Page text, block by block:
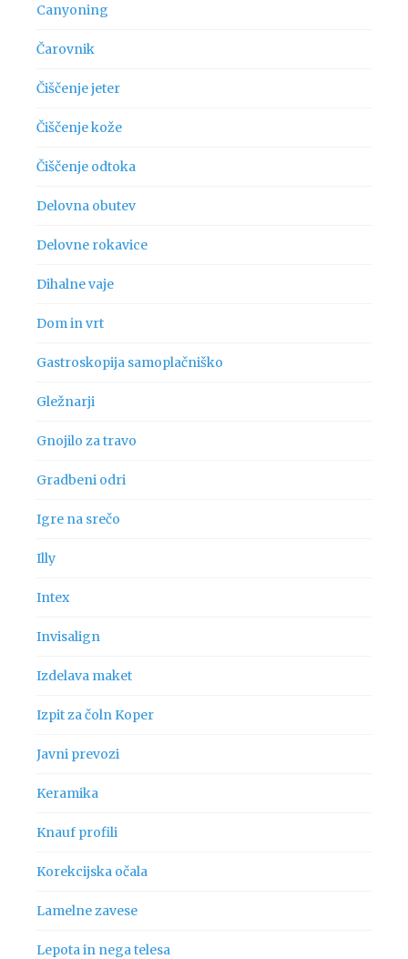
Canyoning
Čarovnik
Čiščenje jeter
Čiščenje kože
Čiščenje odtoka
Delovna obutev
Delovne rokavice
Dihalne vaje
Dom in vrt
Gastroskopija samoplačniško
Gležnarji
Gnojilo za travo
Gradbeni odri
Igre na srečo
Illy
Intex
Invisalign
Izdelava maket
Izpit za čoln Koper
Javni prevozi
Keramika
Knauf profili
Korekcijska očala
Lamelne zavese
Lepota in nega telesa